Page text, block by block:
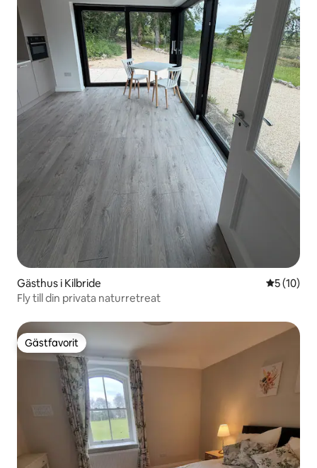
Gästhus i Kilbride 5 av 5 i
5 (10)
Fly till din privata naturretreat
Gästfavorit
Gästfavorit